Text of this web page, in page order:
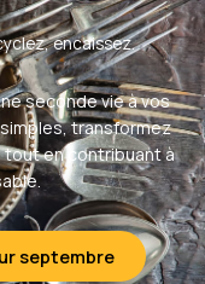
encaissez.
seconde vie à vos
transformez
en contribuant à
septembre